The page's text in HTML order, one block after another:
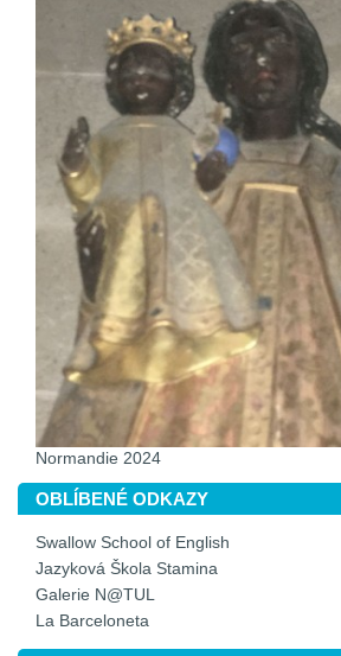
Normandie 2024
OBLÍBENÉ ODKAZY
Swallow School of English
Jazyková Škola Stamina
Galerie N@TUL
La Barceloneta